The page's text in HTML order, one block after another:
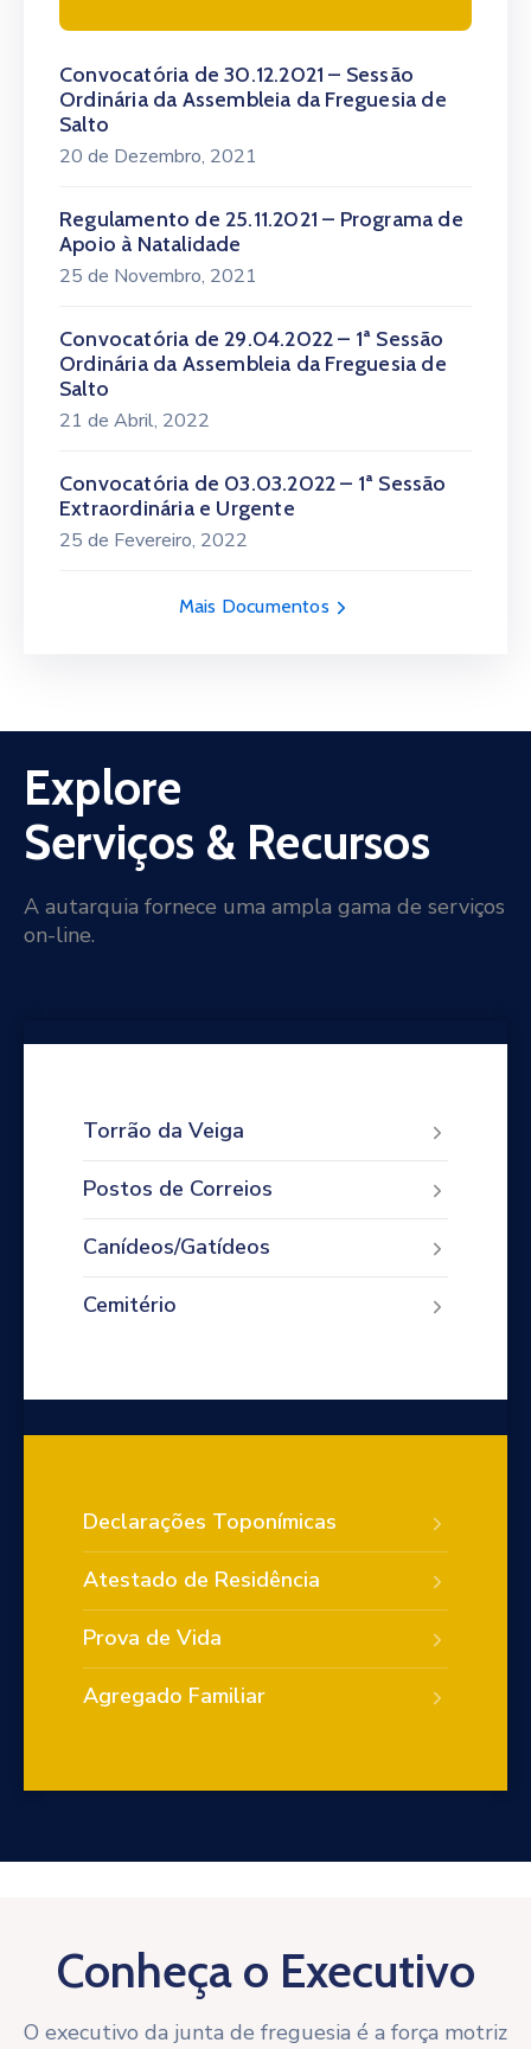
Convocatória de 30.12.2021 – Sessão
Ordinária da Assembleia da Freguesia de
Salto
20 de Dezembro, 2021
Regulamento de 25.11.2021 – Programa de
Apoio à Natalidade
25 de Novembro, 2021
Convocatória de 29.04.2022 – 1ª Sessão
Ordinária da Assembleia da Freguesia de
Salto
21 de Abril, 2022
Convocatória de 03.03.2022 – 1ª Sessão
Extraordinária e Urgente
25 de Fevereiro, 2022
Mais Documentos
Explore
Serviços & Recursos
A autarquia fornece uma ampla gama de serviços
on-line.
Torrão da Veiga
Postos de Correios
Canídeos/Gatídeos
Cemitério
Declarações Toponímicas
Atestado de Residência
Prova de Vida
Agregado Familiar
Conheça o Executivo
O executivo da junta de freguesia é a força motriz